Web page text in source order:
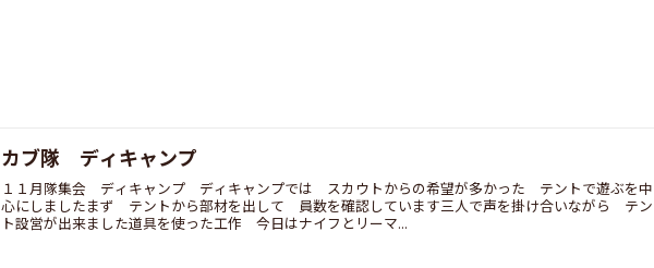
カブ隊 ディキャンプ
１１月隊集会 ディキャンプ ディキャンプでは スカウトからの希望が多かった テントで遊ぶを中
心にしましたまず テントから部材を出して 員数を確認しています三人で声を掛け合いながら テン
ト設営が出来ました道具を使った工作 今日はナイフとリーマ...